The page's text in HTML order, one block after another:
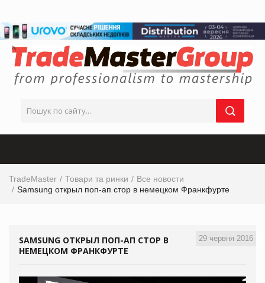
TradeMaster Товари та ринки
Все новости
Samsung открыл поп-ап стор в немецком Франкфурте
29 червня 2016
SAMSUNG ОТКРЫЛ ПОП-АП СТОР В
НЕМЕЦКОМ ФРАНКФУРТЕ